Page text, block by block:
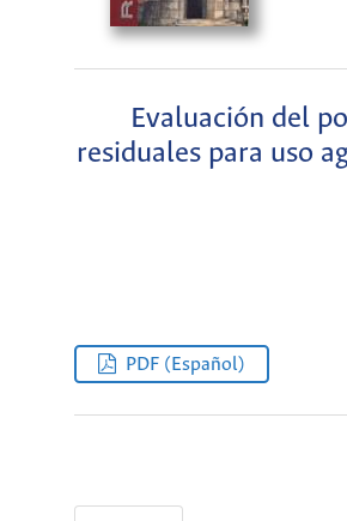
Evaluación del
residuales para uso
PDF (Español)